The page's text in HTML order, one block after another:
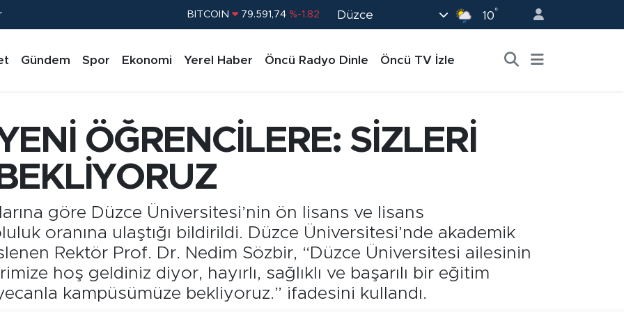
DOLAR 45,43620 %0.02
STERLİN 61,60380 %0.18
BITCOIN 79.591,74 %-1.82
Düzce 10°
Gündem Spor Ekonomi Yerel Haber Öncü Radyo Dinle Öncü TV İzle
ÖĞRENCİLERE: SİZLERİ
göre Düzce Üniversitesi’nin ön lisans ve lisans
oranına ulaştığı bildirildi. Düzce Üniversitesi’nde akademik
Rektör Prof. Dr. Nedim Sözbir, “Düzce Üniversitesi ailesinin
hoş geldiniz diyor, hayırlı, sağlıklı ve başarılı bir eğitim
kampüsümüze bekliyoruz.” ifadesini kullandı.